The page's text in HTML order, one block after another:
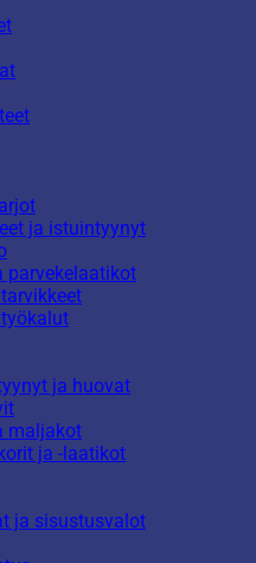
ja istuintyynyt
parvekelaatikot
ja huovat
maljakot
ja -laatikot
ja sisustusvalot